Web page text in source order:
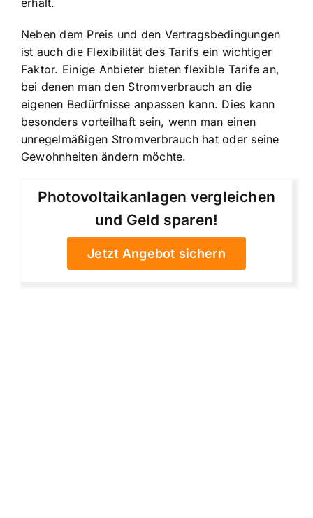
Neben dem Preis und den Vertragsbedingungen
ist auch die Flexibilität des Tarifs ein wichtiger
Faktor. Einige Anbieter bieten flexible Tarife an,
bei denen man den Stromverbrauch an die
eigenen Bedürfnisse anpassen kann. Dies kann
besonders vorteilhaft sein, wenn man einen
unregelmäßigen Stromverbrauch hat oder seine
Gewohnheiten ändern möchte.
Photovoltaikanlagen vergleichen
und Geld sparen!
Jetzt Angebot sichern